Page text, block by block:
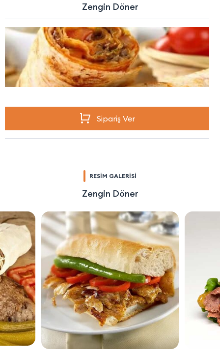
Zengin Döner
Sipariş Ver
RESİM GALERİSİ
Zengin Döner